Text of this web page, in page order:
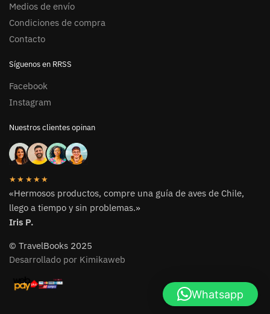
Medios de envío
Condiciones de compra
Contacto
Síguenos en RRSS
Facebook
Instagram
Nuestros clientes opinan
★★★★★
«Hermosos productos, compre una guía de aves de Chile,
llego a tiempo y sin problemas.»
Iris P.
© TravelBooks 2025
Desarrollado por Kimikaweb
Whatsapp